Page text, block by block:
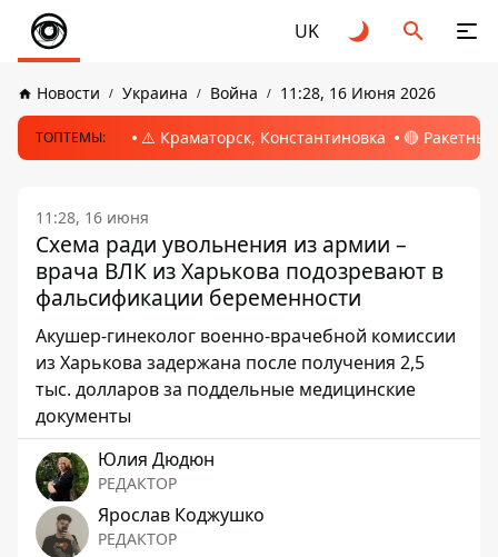
UK
Новости Украина Война 11:28, 16 Июня 2026
ТОПТЕМЫ: ⚠️ Краматорск, Константиновка 🔴
11:28, 16 июня
Схема ради увольнения из армии –
врача ВЛК из Харькова подозревают в
фальсификации беременности
Акушер-гинеколог военно-врачебной комиссии
из Харькова задержана после получения 2,5
тыс. долларов за поддельные медицинские
документы
Юлия Дюдюн
РЕДАКТОР
Ярослав Коджушко
РЕДАКТОР